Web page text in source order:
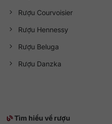
Rượu Courvoisier
Rượu Hennessy
Rượu Beluga
Rượu Danzka
Tìm hiểu về rượu